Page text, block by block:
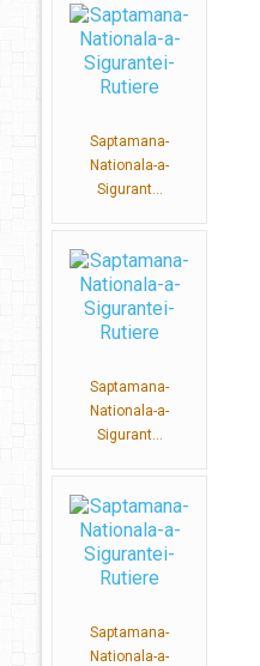
Saptamana-
Nationala-a-
Sigurant...
Saptamana-
Nationala-a-
Sigurant...
Saptamana-
Nationala-a-